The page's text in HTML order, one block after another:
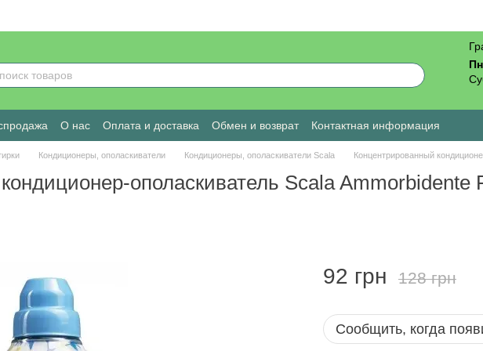
О нас Оплата и доставка Обмен и возврат
Контактная информация
соглашение
Отзывы о магазине
Кондиционеры, ополаскиватели Кондиционеры, ополаскиватели Scala Концентрированный
ополаскиватель Scala Ammorbidente
92 грн 128 грн
Сообщить, когда